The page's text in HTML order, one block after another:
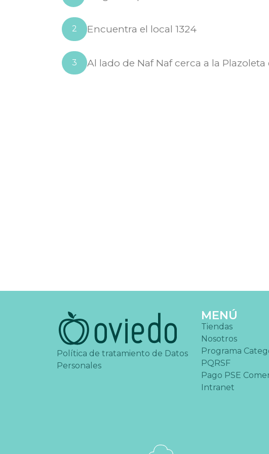
2 Encuentra el local 1324
3 Al lado de Naf Naf cerca a la
Política de tratamiento de Datos
Personales
MENÚ
Tiendas
Nosotros
Programa
PQRSF
Pago PSE
Intranet